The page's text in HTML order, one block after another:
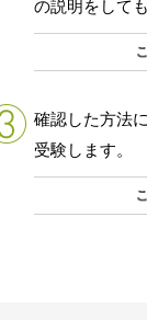
の説明をして
確認した方法
受験します。